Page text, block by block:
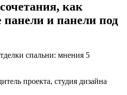
как
и панели под
проекта, студия дизайна